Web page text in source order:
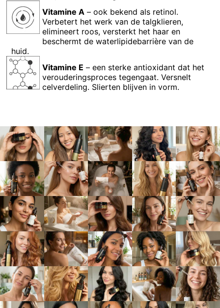
Vitamine A – ook bekend als retinol.
Verbetert het werk van de talgklieren,
elimineert roos, versterkt het haar en
beschermt de waterlipidebarrière van de
huid.
Vitamine E – een sterke antioxidant dat het
verouderingsproces tegengaat. Versnelt
celverdeling. Slierten blijven in vorm.